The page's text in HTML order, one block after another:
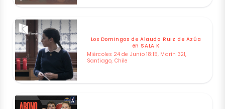
Los Domingos de Alauda Ruiz de Azúa
en SALA K
Miércoles 24 de Junio 18:15, Marín 321,
Santiago, Chile